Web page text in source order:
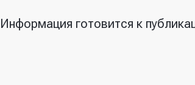
Информация готовится к